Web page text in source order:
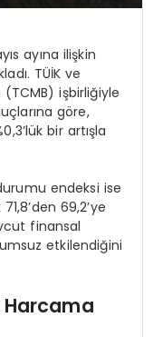
ayına ilişkin
TÜİK ve
işbirliğiyle
göre,
bir artışla
endeksi ise
69,2’ye
finansal
etkilendiğini